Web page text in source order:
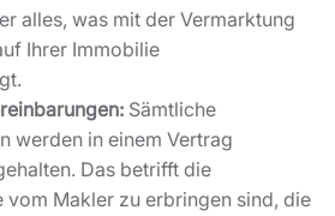
Das betrifft die
vom Makler zu erbringen sind, die
die Laufzeit des Vertrages
zur Auflösung desselben.
Erst nach der erfolgreichen
Makler einen Anspruch auf